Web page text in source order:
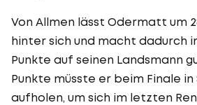
Von Allmen lässt Odermatt um
hinter sich und macht dadurch
Punkte auf seinen Landsmann
Punkte müsste er beim Finale in
aufholen, um sich im letzten